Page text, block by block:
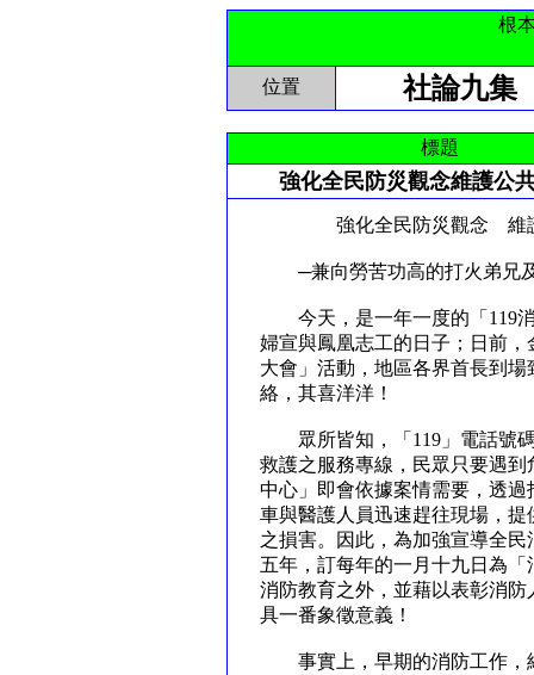
根
位置 社論九集
標題
強化全民防災觀念維護公
強化全民防災觀念 維護
─兼向勞苦功高的打火弟兄
今天，是一年一度的「119消
婦宣與鳳凰志工的日子；日前
大會」活動，地區各界首長到
絡，其喜洋洋！
眾所皆知，「119」電話號碼
救護之服務專線，民眾只要遇
中心」即會依據案情需要，透
車與醫護人員迅速趕往現場，
之損害。因此，為加強宣導全
五年，訂每年的一月十九日為
消防教育之外，並藉以表彰消
具一番象徵意義！
事實上，早期的消防工作，